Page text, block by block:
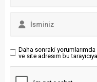
arasındaki eşitsizliği neden
Daha sonraki
ve site adresim bu